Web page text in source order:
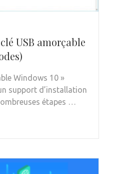
USB amorçable
Windows 10 »
support d’installation
étapes …